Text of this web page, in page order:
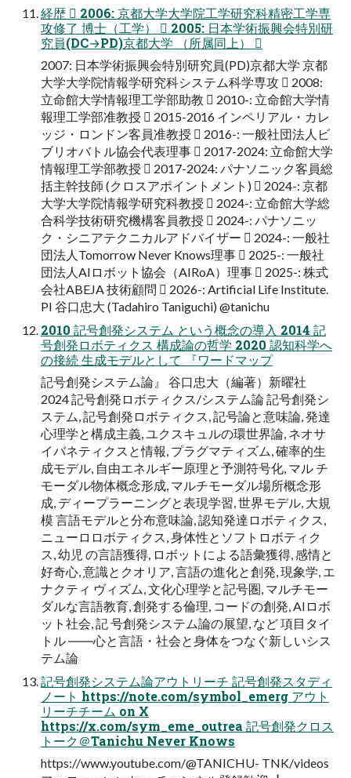
経歴  2006: 京都大学大学院工学研究科精密工学専
攻修了 博士（工学）  2005: 日本学術振興会特別研
究員(DC→PD)京都大学 （所属同上） 
2007: 日本学術振興会特別研究員(PD)京都大学 京都
大学大学院情報学研究科システム科学専攻  2008:
立命館大学情報理工学部助教  2010-: 立命館大学情
報理工学部准教授  2015-2016 インペリアル・カレ
ッジ・ロンドン客員准教授  2016-: 一般社団法人ビ
ブリオバトル協会代表理事  2017-2024: 立命館大学
情報理工学部教授  2017-2024: パナソニック客員総
括主幹技師 (クロスアポイントメント)  2024-: 京都
大学大学院情報学研究科教授  2024-: 立命館大学総
合科学技術研究機構客員教授  2024-: パナソニッ
ク・シニアテクニカルアドバイザー  2024-: 一般社
団法人Tomorrow Never Knows理事  2025-: 一般社
団法人AIロボット協会（AIRoA）理事  2025-: 株式
会社ABEJA 技術顧問  2026-: Artificial Life Institute.
PI 谷口忠大 (Tadahiro Taniguchi) @tanichu
2010 記号創発システム という概念の導入 2014 記
号創発ロボティクス 構成論の哲学 2020 認知科学へ
の接続 生成モデルとして 『ワードマップ
記号創発システム論』 谷口忠大（編著）新曜社
2024 記号創発ロボティクス/システム論 記号創発シ
ステム, 記号創発ロボティクス, 記号論と意味論, 発達
心理学と構成主義, ユクスキュルの環世界論, ネオサ
イバネティクスと情報, プラグマティズム, 確率的生
成モデル, 自由エネルギー原理と予測符号化, マル チ
モーダル物体概念形成, マルチモーダル場所概念形
成, ディープラーニングと表現学習, 世界モデル, 大規
模 言語モデルと分布意味論, 認知発達ロボティクス,
ニューロロボティクス, 身体性とソフトロボティク
ス, 幼児 の言語獲得, ロボットによる語彙獲得, 感情と
好奇心, 意識とクオリア, 言語の進化と創発, 現象学, エ
ナクティ ヴィズム, 文化心理学と記号圏, マルチモー
ダルな言語教育, 創発する倫理, コードの創発, AIロボ
ット社会, 記 号創発システム論の展望, など 項目タイ
トル ――心と言語・社会と身体をつなぐ新しいシス
テム論
記号創発システム論アウトリーチ 記号創発スタディ
ノート https://note.com/symbol_emerg アウト
リーチチーム on X
https://x.com/sym_eme_outrea 記号創発クロス
トーク＠Tanichu Never Knows
https://www.youtube.com/@TANICHU- TNK/videos